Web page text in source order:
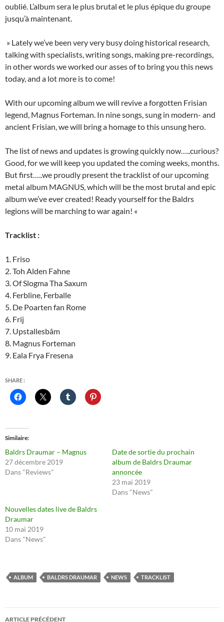
oublié. L’album sera le plus brutal et le plus épique du groupe
jusqu’à maintenant.
» Lately we’ve been very very busy doing historical research,
talking with specialists, writing songs, making pre-recordings,
in other words we worked our asses of to bring you this news
today, and a lot more is to come!
With our upcoming album we will revive a forgotten Frisian
legend, Magnus Forteman. In nine songs, sung in modern- and
ancient Frisian, we will bring a homage to this unsung hero.
The list of news and updates is growing quickly now…..curious?
Good, for we will keep you updated the coming weeks, months.
But first…..we proudly present the tracklist of our upcoming
metal album MAGNUS, which will be the most brutal and epic
album we’ve ever created! Ready yourself for the Baldrs
legions will be marching to war again! «
Tracklist :
1. Friso
2. Toh Alden Fahne
3. Of Slogma Tha Saxum
4. Ferbline, Ferballe
5. De Poarten fan Rome
6. Frij
7. Upstallesbâm
8. Magnus Forteman
9. Eala Frya Fresena
SHARE :
Similaire
Baldrs Draumar – Magnus
27 décembre 2019
Dans "Reviews"
Date de sortie du prochain
album de Baldrs Draumar
annoncée
23 mai 2019
Dans "News"
Nouvelles dates live de Baldrs
Draumar
10 mai 2019
Dans "News"
ALBUM BALDRS DRAUMAR NEWS TRACKLIST
Navigation
ARTICLE PRÉCÉDENT